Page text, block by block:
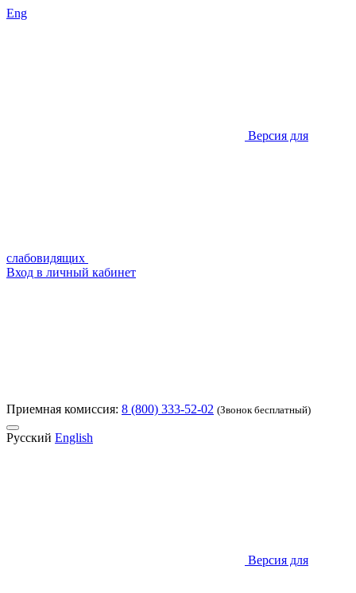
Eng
Версия для
слабовидящих
Вход в личный кабинет
Приемная комиссия: 8 (800) 333-52-02 (Звонок бесплатный)
Русский English
Версия для